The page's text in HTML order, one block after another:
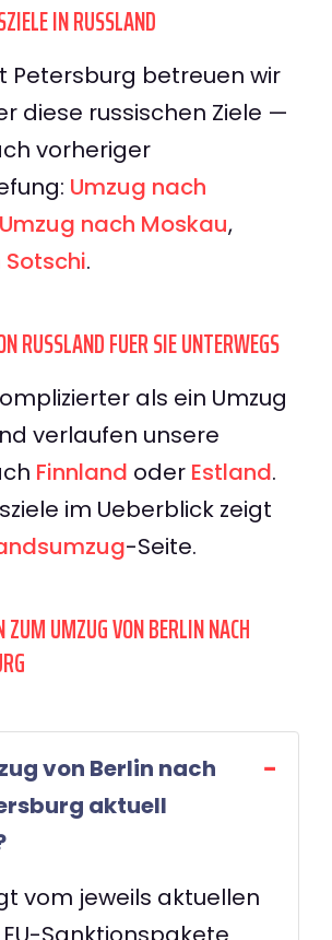
IN RUSSLAND
Petersburg betreuen wir
diese russischen Ziele —
vorheriger
Umzug nach
Umzug nach Moskau,
.
RUSSLAND FUER SIE UNTERWEGS
als ein Umzug
verlaufen unsere
Finnland oder Estland.
im Ueberblick zeigt
-Seite.
ZUM UMZUG VON BERLIN NACH
von Berlin nach
aktuell
vom jeweils aktuellen